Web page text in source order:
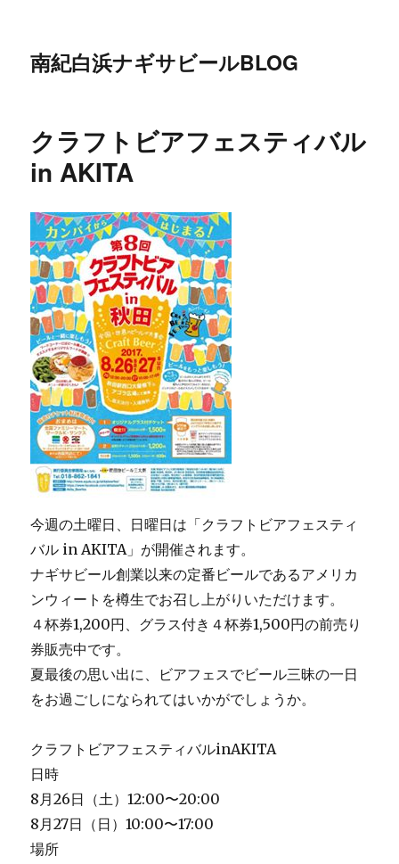
南紀白浜ナギサビールBLOG
クラフトビアフェスティバル
in AKITA
今週の土曜日、日曜日は「クラフトビアフェスティ
バル in AKITA」が開催されます。
ナギサビール創業以来の定番ビールであるアメリカ
ンウィートを樽生でお召し上がりいただけます。
４杯券1,200円、グラス付き４杯券1,500円の前売り
券販売中です。
夏最後の思い出に、ビアフェスでビール三昧の一日
をお過ごしになられてはいかがでしょうか。
クラフトビアフェスティバルinAKITA
日時
8月26日（土）12:00〜20:00
8月27日（日）10:00〜17:00
場所